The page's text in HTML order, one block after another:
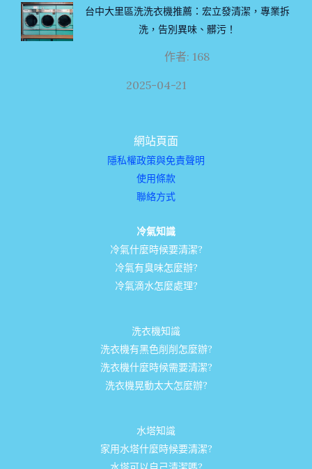
台中大里區洗洗衣機推薦：宏立發清潔，專業拆
洗，告別異味、髒污！
作者: 168
2025-04-21
網站頁面
隱私權政策與免責聲明
使用條款
聯絡方式
冷氣知識
冷氣什麼時候要清潔?
冷氣有臭味怎麼辦?
冷氣滴水怎麼處理?
洗衣機知識
洗衣機有黑色削削怎麼辦?
洗衣機什麼時候需要清潔?
洗衣機晃動太大怎麼辦?
水塔知識
家用水塔什麼時候要清潔?